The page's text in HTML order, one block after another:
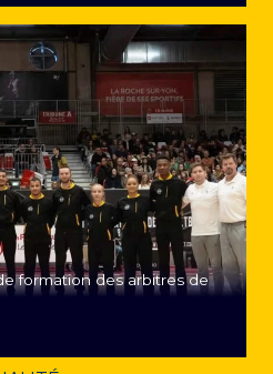
formation des arbitres de